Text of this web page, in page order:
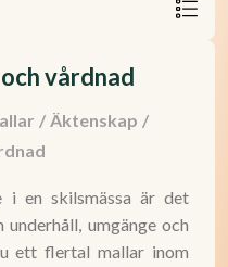
vårdnad
/ Äktenskap /
i en skilsmässa är det
umgänge och
ett flertal mallar inom